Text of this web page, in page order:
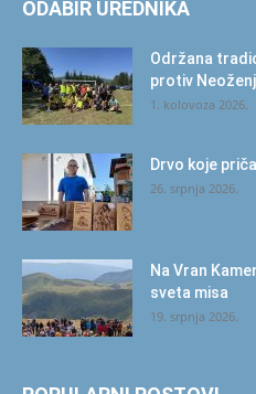
ODABIR UREDNIKA
Održana
protiv
1. kolovoza 2026.
Drvo koje
26. srpnja 2026.
Na Vran
sveta misa
19. srpnja 2026.